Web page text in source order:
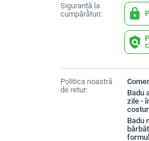
Siguranță la
cumpărături:
lock
policy
Politica noastră
de retur:
Badu
zile -
Badu